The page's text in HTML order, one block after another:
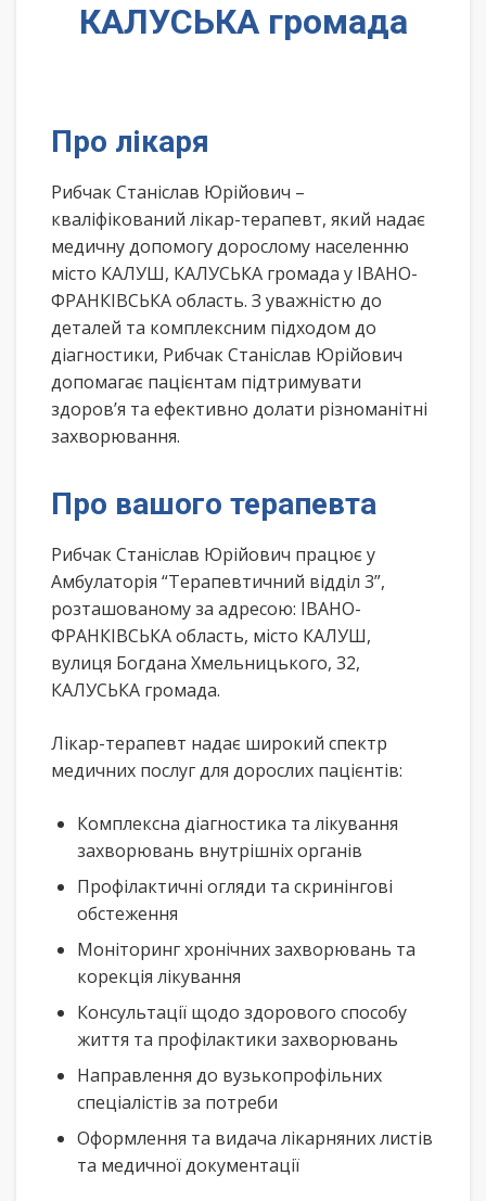
КАЛУСЬКА громада
Про лікаря
Рибчак Станіслав Юрійович –
кваліфікований лікар-терапевт, який надає
медичну допомогу дорослому населенню
місто КАЛУШ, КАЛУСЬКА громада у ІВАНО-
ФРАНКІВСЬКА область. З уважністю до
деталей та комплексним підходом до
діагностики, Рибчак Станіслав Юрійович
допомагає пацієнтам підтримувати
здоров’я та ефективно долати різноманітні
захворювання.
Про вашого терапевта
Рибчак Станіслав Юрійович працює у
Амбулаторія “Терапевтичний відділ 3”,
розташованому за адресою: ІВАНО-
ФРАНКІВСЬКА область, місто КАЛУШ,
вулиця Богдана Хмельницького, 32,
КАЛУСЬКА громада.
Лікар-терапевт надає широкий спектр
медичних послуг для дорослих пацієнтів:
Комплексна діагностика та лікування
захворювань внутрішніх органів
Профілактичні огляди та скринінгові
обстеження
Моніторинг хронічних захворювань та
корекція лікування
Консультації щодо здорового способу
життя та профілактики захворювань
Направлення до вузькопрофільних
спеціалістів за потреби
Оформлення та видача лікарняних листів
та медичної документації